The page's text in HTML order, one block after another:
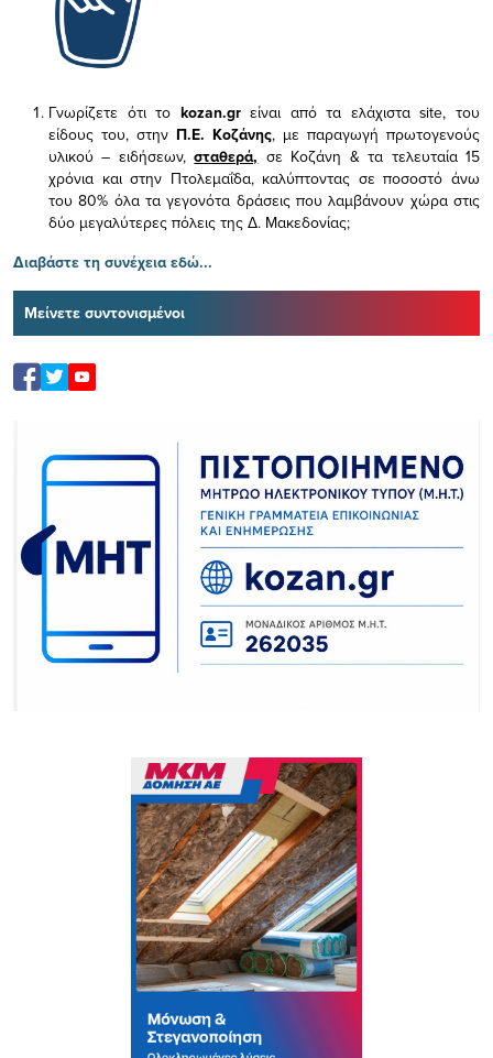
Γνωρίζετε ότι το kozan.gr είναι από τα ελάχισταsite, του
είδους του, στην Π.Ε. Κοζάνης, με παραγωγή πρωτογενούς
υλικού – ειδήσεων,σταθερά, σε Κοζάνη & τα τελευταία 15
χρόνια και στην Πτολεμαΐδα, καλύπτοντας σε ποσοστό άνω
του 80% όλα τα γεγονότα δράσεις που λαμβάνουν χώρα στις
δύο μεγαλύτερες πόλεις της Δ. Μακεδονίας;
Διαβάστε τη συνέχεια εδώ...
Μείνετε συντονισμένοι